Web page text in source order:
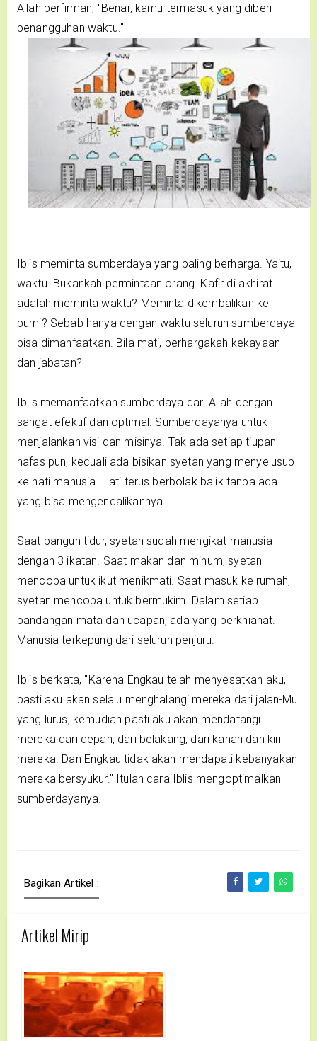
Allah berfirman, "Benar, kamu termasuk yang diberi
penangguhan waktu."
Iblis meminta sumberdaya yang paling berharga. Yaitu,
waktu. Bukankah permintaan orang Kafir di akhirat
adalah meminta waktu? Meminta dikembalikan ke
bumi? Sebab hanya dengan waktu seluruh sumberdaya
bisa dimanfaatkan. Bila mati, berhargakah kekayaan
dan jabatan?
Iblis memanfaatkan sumberdaya dari Allah dengan
sangat efektif dan optimal. Sumberdayanya untuk
menjalankan visi dan misinya. Tak ada setiap tiupan
nafas pun, kecuali ada bisikan syetan yang menyelusup
ke hati manusia. Hati terus berbolak balik tanpa ada
yang bisa mengendalikannya.
Saat bangun tidur, syetan sudah mengikat manusia
dengan 3 ikatan. Saat makan dan minum, syetan
mencoba untuk ikut menikmati. Saat masuk ke rumah,
syetan mencoba untuk bermukim. Dalam setiap
pandangan mata dan ucapan, ada yang berkhianat.
Manusia terkepung dari seluruh penjuru.
Iblis berkata, "Karena Engkau telah menyesatkan aku,
pasti aku akan selalu menghalangi mereka dari jalan-Mu
yang lurus, kemudian pasti aku akan mendatangi
mereka dari depan, dari belakang, dari kanan dan kiri
mereka. Dan Engkau tidak akan mendapati kebanyakan
mereka bersyukur." Itulah cara Iblis mengoptimalkan
sumberdayanya.
Bagikan Artikel :
Artikel Mirip